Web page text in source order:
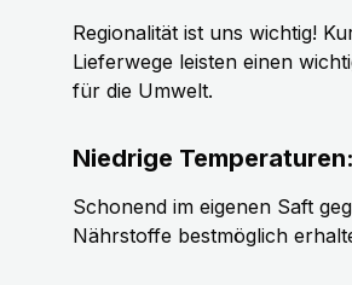
Regionalität ist uns wichtig!
Lieferwege leisten einen
für die Umwelt.
Niedrige Temperaturen:
Schonend im eigenen Saft
Nährstoffe bestmöglich